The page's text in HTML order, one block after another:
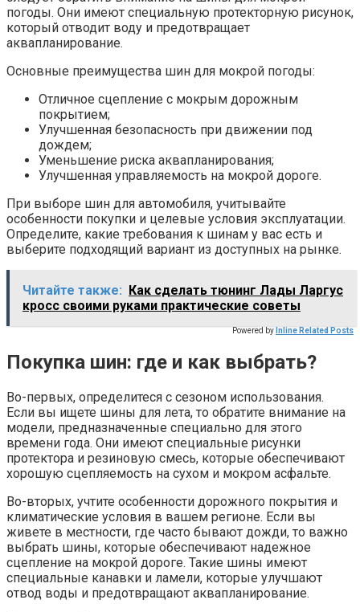
погоды. Они имеют специальную протекторную рисунок,
который отводит воду и предотвращает
аквапланирование.
Основные преимущества шин для мокрой погоды:
Отличное сцепление с мокрым дорожным
покрытием;
Улучшенная безопасность при движении под
дождем;
Уменьшение риска аквапланирования;
Улучшенная управляемость на мокрой дороге.
При выборе шин для автомобиля, учитывайте
особенности покупки и целевые условия эксплуатации.
Определите, какие требования к шинам у вас есть и
выберите подходящий вариант из доступных на рынке.
Читайте также: Как сделать тюнинг Лады Ларгус
кросс своими руками практические советы
Powered by Inline Related Posts
Покупка шин: где и как выбрать?
Во-первых, определитеся с сезоном использования.
Если вы ищете шины для лета, то обратите внимание на
модели, предназначенные специально для этого
времени года. Они имеют специальные рисунки
протектора и резиновую смесь, которые обеспечивают
хорошую сцепляемость на сухом и мокром асфальте.
Во-вторых, учтите особенности дорожного покрытия и
климатические условия в вашем регионе. Если вы
живете в местности, где часто бывают дожди, то важно
выбрать шины, которые обеспечивают надежное
сцепление на мокрой дороге. Такие шины имеют
специальные канавки и ламели, которые улучшают
отвод воды и предотвращают аквапланирование.